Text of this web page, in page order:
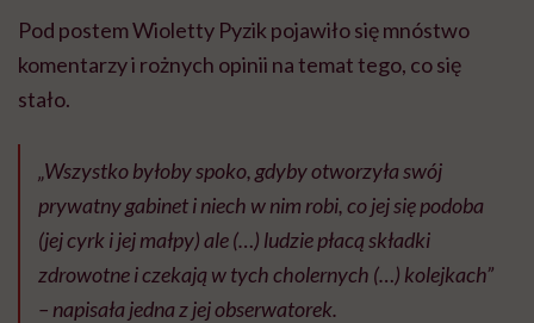
Pod postem Wioletty Pyzik pojawiło się mnóstwo
komentarzy i rożnych opinii na temat tego, co się
stało.
„Wszystko byłoby spoko, gdyby otworzyła swój
prywatny gabinet i niech w nim robi, co jej się podoba
(jej cyrk i jej małpy) ale (…) ludzie płacą składki
zdrowotne i czekają w tych cholernych (…) kolejkach”
– napisała jedna z jej obserwatorek.